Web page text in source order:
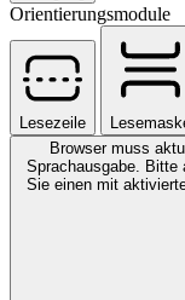
Orientierungsmodule
Lesezeile
Browser muss
Sprachausgabe. Bitte
Sie einen mit